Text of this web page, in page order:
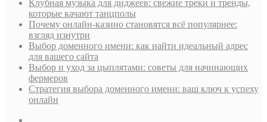
Клубная музыка для диджеев: свежие треки и тренды,
которые качают танцполы
Почему онлайн-казино становятся всё популярнее:
взгляд изнутри
Выбор доменного имени: как найти идеальный адрес
для вашего сайта
Выбор и уход за цыплятами: советы для начинающих
фермеров
Стратегия выбора доменного имени: ваш ключ к успеху
онлайн